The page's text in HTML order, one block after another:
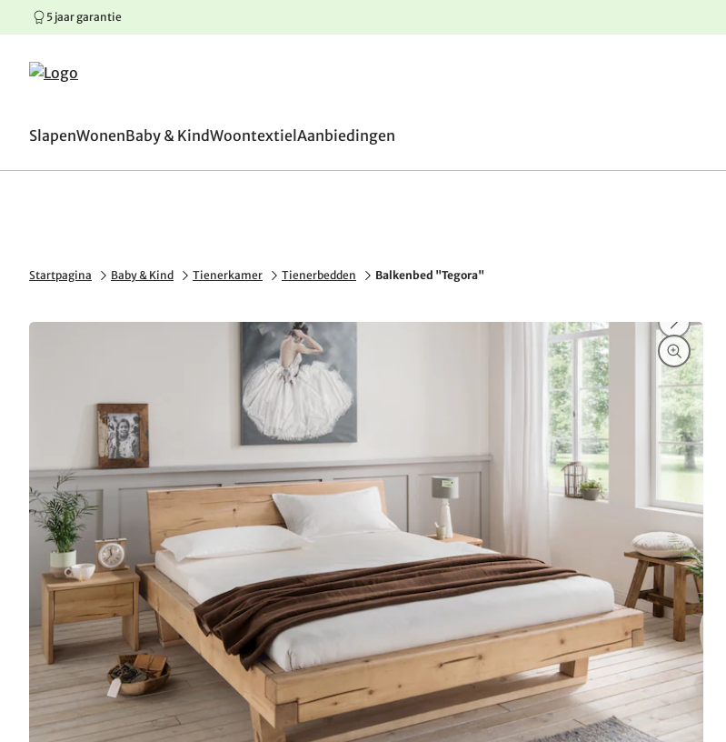
Springen naar hoofdinhoud
Springen naar hoofdnavigatie
Springen naar voettekst
5 jaar garantie
SlapenWonenBaby & KindWoontextiel Aanbiedingen
Startpagina Baby & Kind Tienerkamer Tienerbedden Balkenbed "Tegora"